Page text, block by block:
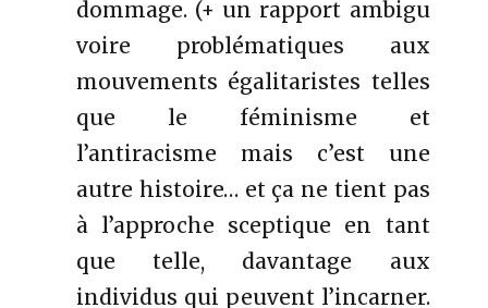
dommage. (+ un rapport ambigu
voire problématiques aux
mouvements égalitaristes telles
que le féminisme et
l’antiracisme mais c’est une
autre histoire… et ça ne tient pas
à l’approche sceptique en tant
que telle, davantage aux
individus qui peuvent l’incarner.